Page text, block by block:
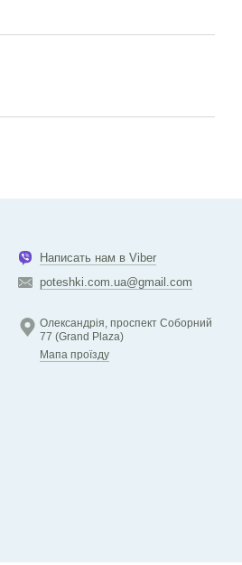
Написать нам в Viber
poteshki.com.ua@gmail.com
Олександрія, проспект Соборний
77 (Grand Plaza)
Мапа проїзду